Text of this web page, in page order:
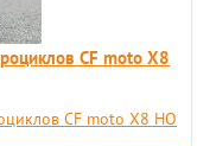
CF moto X8
CF moto X8 HO